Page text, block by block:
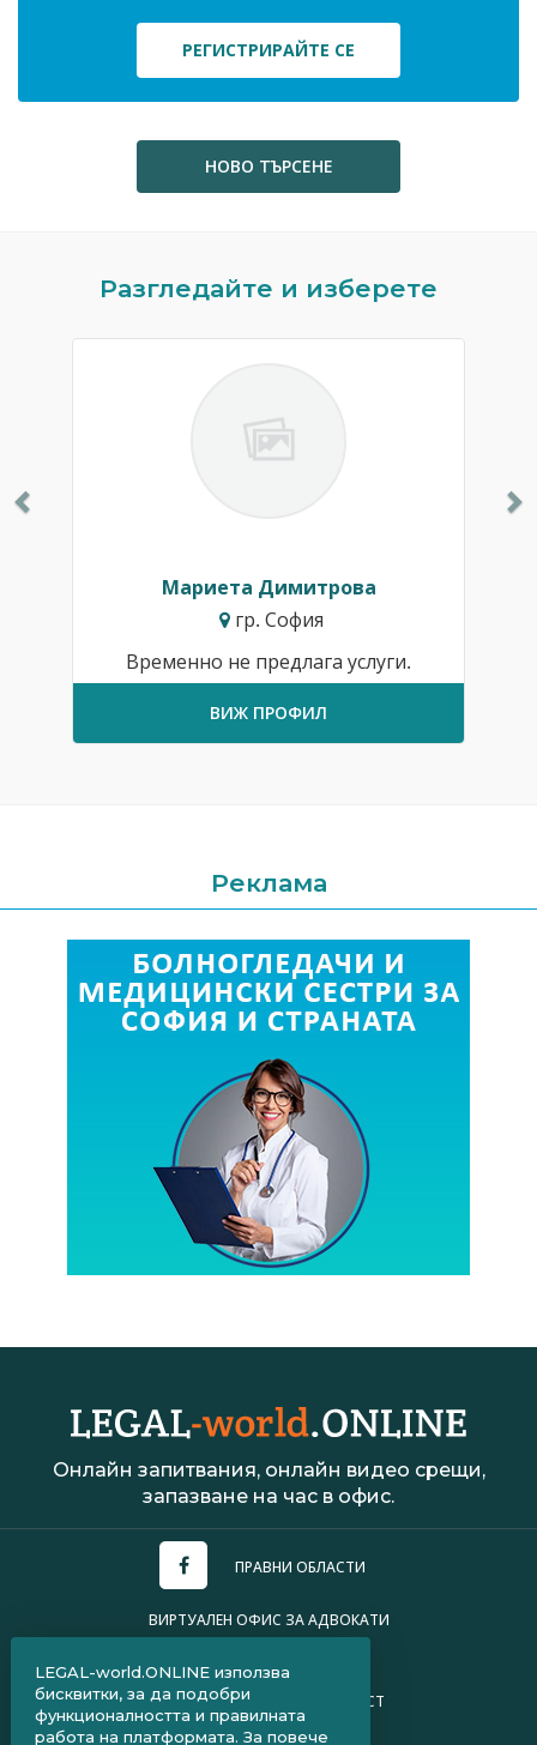
РЕГИСТРИРАЙТЕ СЕ
НОВО ТЪРСЕНЕ
Разгледайте и изберете
Мариета Димитрова
гр. София
Временно не предлага услуги.
ВИЖ ПРОФИЛ
Реклама
Онлайн запитвания, онлайн видео срещи,
запазване на час в офис.
ПРАВНИ ОБЛАСТИ
ВИРТУАЛЕН ОФИС ЗА АДВОКАТИ
ПОЛИТИКА ЗА ПОВЕРИТЕЛНОСТ
LEGAL-world.ONLINE използва
бисквитки, за да подобри
функционалността и правилната
работа на платформата. За повече